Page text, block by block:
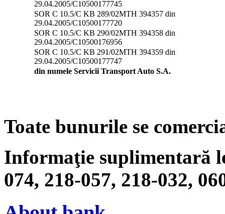
29.04.2005/C10500177745
SOR C 10.5/C KB 289/02MTH 394357 din
29.04.2005/C10500177720
SOR C 10.5/C KB 290/02MTH 394358 din
29.04.2005/C10500176956
SOR C 10.5/C KB 291/02MTH 394359 din
29.04.2005/C10500177747
din numele Servicii Transport Auto S.A.
Toate bunurile se
Informaţie suplimentară
074, 218-057, 218-032,